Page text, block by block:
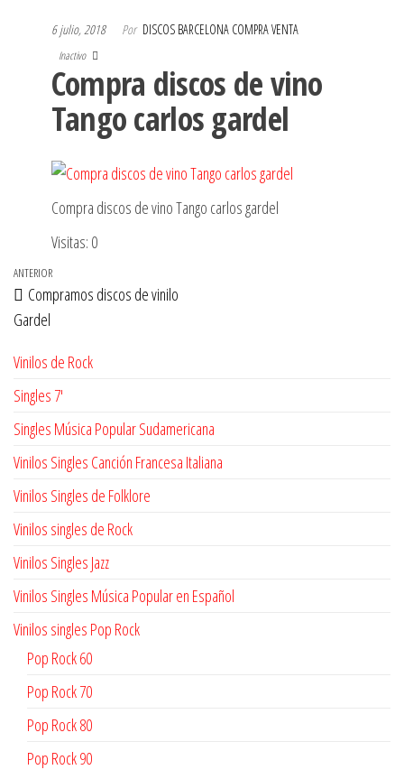
6 julio, 2018 Por DISCOS BARCELONA COMPRA VENTA
Inactivo
Compra discos de vino
Tango carlos gardel
Compra discos de vino Tango carlos gardel
Visitas: 0
Navegación
de
entradas
Entrada
anterior
ANTERIOR
Compramos discos de vinilo
Gardel
Vinilos de Rock
Singles 7'
Singles Música Popular Sudamericana
Vinilos Singles Canción Francesa Italiana
Vinilos Singles de Folklore
Vinilos singles de Rock
Vinilos Singles Jazz
Vinilos Singles Música Popular en Español
Vinilos singles Pop Rock
Pop Rock 60
Pop Rock 70
Pop Rock 80
Pop Rock 90